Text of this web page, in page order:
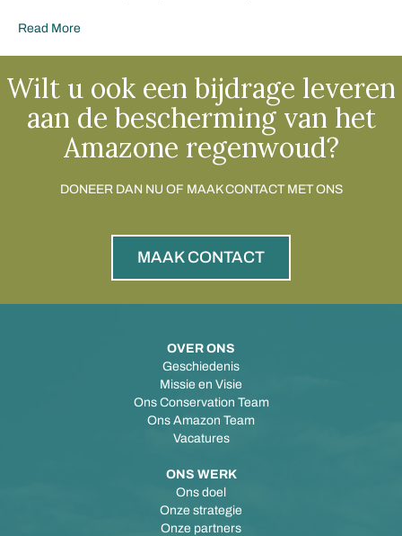
Read More
Wilt u ook een bijdrage leveren
aan de bescherming van het
Amazone regenwoud?
DONEER DAN NU OF MAAK CONTACT MET ONS
MAAK CONTACT
OVER ONS
Geschiedenis
Missie en Visie
Ons Conservation Team
Ons Amazon Team
Vacatures
ONS WERK
Ons doel
Onze strategie
Onze partners